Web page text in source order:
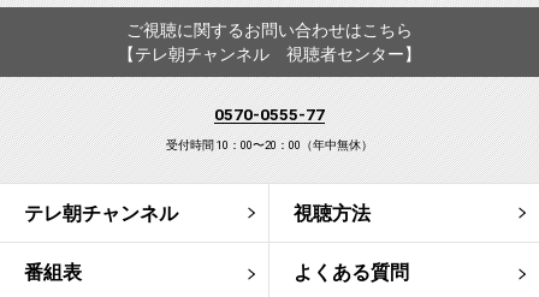
ご視聴に関するお問い合わせはこちら
【テレ朝チャンネル 視聴者センター】
0570-0555-77
受付時間 10：00〜20：00（年中無休）
テレ朝チャンネル 視聴方法
番組表 よくある質問